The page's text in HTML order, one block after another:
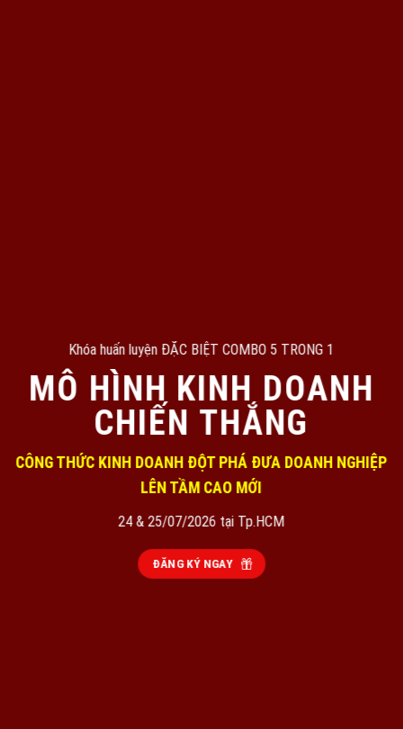
Khóa huấn luyện ĐẶC BIỆT COMBO 5 TRONG 1
MÔ HÌNH KINH DOANH
CHIẾN THẮNG
CÔNG THỨC KINH DOANH ĐỘT PHÁ ĐƯA DOANH NGHIỆP
LÊN TẦM CAO MỚI
24 & 25/07/2026 tại Tp.HCM
ĐĂNG KÝ NGAY